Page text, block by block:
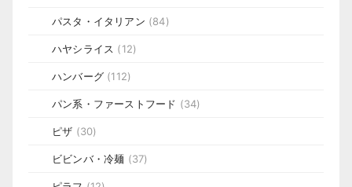
パスタ・イタリアン (84)
ハヤシライス (12)
ハンバーグ (112)
パン系・ファーストフード (34)
ピザ (30)
ビビンバ・冷麺 (37)